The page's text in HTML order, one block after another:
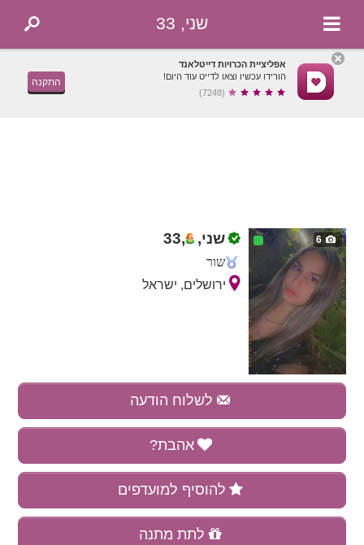
שני, 33
אפליציית הכרויות דייטלאנד
הורידו עכשיו וצאו לדייט עוד היום!
(7248)
התקנה
6 שני, ,
33
שור
ירושלים, ישראל
לשלוח הודעה
אהבת?
להוסיף למועדפים
לתת מתנה